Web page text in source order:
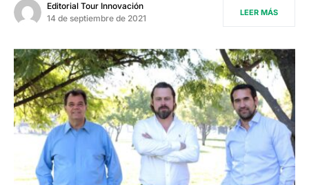
Editorial Tour Innovación
14 de septiembre de 2021
LEER MÁS